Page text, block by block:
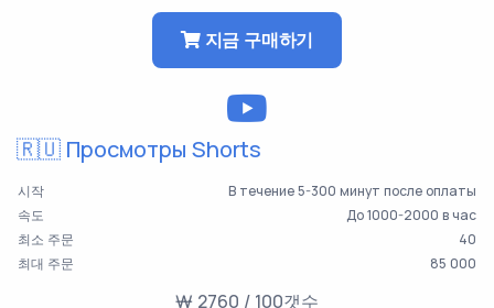
지금 구매하기
🇷🇺 Просмотры Shorts
시작
В течение 5-300 минут после оплаты
속도
До 1000-2000 в час
최소 주문
40
최대 주문
85 000
₩ 2760 / 100갯수